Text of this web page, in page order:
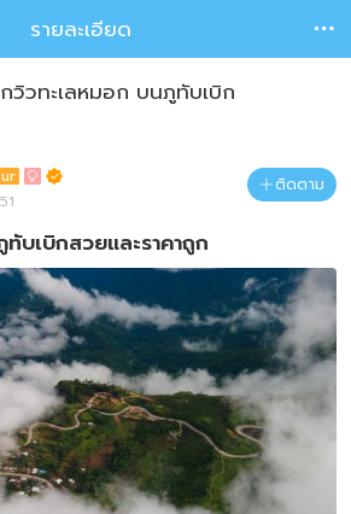
รายละเอียด 
วทะเลหมอก บนภูทับเบิก
ติดตาม

บเบิกสวยและราคาถูก